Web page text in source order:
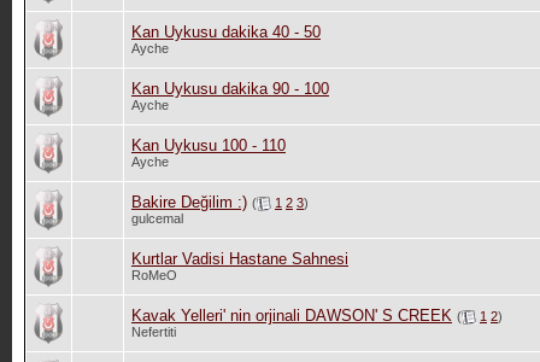
Kan Uykusu dakika 40 - 50
Ayche
Kan Uykusu dakika 90 - 100
Ayche
Kan Uykusu 100 - 110
Ayche
Bakire Değilim :) ( 1 2 3)
gulcemal
Kurtlar Vadisi Hastane Sahnesi
RoMeO
Kavak Yelleri' nin orjinali DAWSON' S CREEK ( 1 2)
Nefertiti